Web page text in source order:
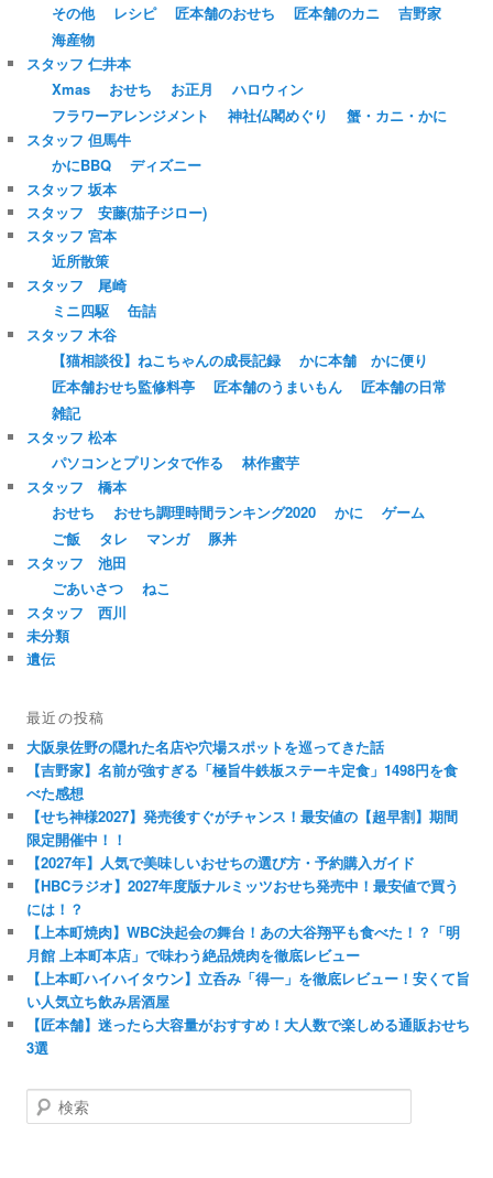
その他
レシピ 匠本舗のおせち 匠本舗のカニ
吉野家
海産物
スタッフ 仁井本
Xmas
おせち お正月
ハロウィン
フラワーアレンジメント
神社仏閣めぐり
蟹・カニ・かに
スタッフ 但馬牛
かにBBQ
ディズニー
スタッフ 坂本
スタッフ 安藤(茄子ジロー)
スタッフ 宮本
近所散策
スタッフ 尾崎
ミニ四駆
缶詰
スタッフ 木谷
【猫相談役】ねこちゃんの成長記録
かに本舗 かに便り
匠本舗おせち監修料亭
匠本舗のうまいもん
匠本舗の日常
雑記
スタッフ 松本
パソコンとプリンタで作る
林作蜜芋
スタッフ 橋本
おせち
おせち調理時間ランキング2020 かに
ゲーム
ご飯
タレ マンガ
豚丼
スタッフ 池田
ごあいさつ
ねこ
スタッフ 西川
未分類
遺伝
最近の投稿
大阪泉佐野の隠れた名店や穴場スポットを巡ってきた話
【吉野家】名前が強すぎる「極旨牛鉄板ステーキ定食」1498円を食
べた感想
【せち神様2027】発売後すぐがチャンス！最安値の【超早割】期間
限定開催中！！
【2027年】人気で美味しいおせちの選び方・予約購入ガイド
【HBCラジオ】2027年度版ナルミッツおせち発売中！最安値で買う
には！？
【上本町焼肉】WBC決起会の舞台！あの大谷翔平も食べた！？「明
月館 上本町本店」で味わう絶品焼肉を徹底レビュー
【上本町ハイハイタウン】立呑み「得一」を徹底レビュー！安くて旨
い人気立ち飲み居酒屋
【匠本舗】迷ったら大容量がおすすめ！大人数で楽しめる通販おせち
3選
検
索